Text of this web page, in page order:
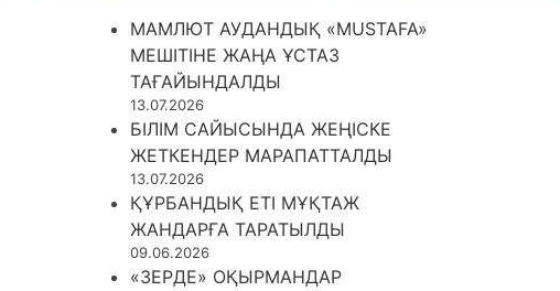
МАМЛЮТ АУДАНДЫҚ «MUSTAFA»
МЕШІТІНЕ ЖАҢА ҰСТАЗ
ТАҒАЙЫНДАЛДЫ
13.07.2026
БІЛІМ САЙЫСЫНДА ЖЕҢІСКЕ
ЖЕТКЕНДЕР МАРАПАТТАЛДЫ
13.07.2026
ҚҰРБАНДЫҚ ЕТІ МҰҚТАЖ
ЖАНДАРҒА ТАРАТЫЛДЫ
09.06.2026
«ЗЕРДЕ» ОҚЫРМАНДАР